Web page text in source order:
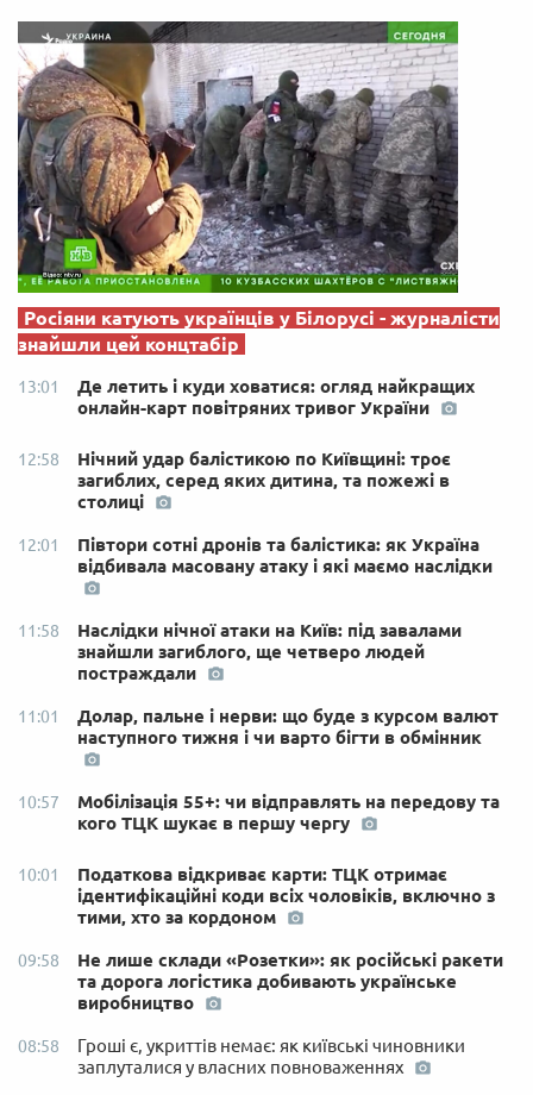
Росіяни катують українців у Білорусі - журналісти
знайшли цей концтабір
13:01
Де летить і куди ховатися: огляд найкращих
онлайн-карт повітряних тривог України
12:58
Нічний удар балістикою по Київщині: троє
загиблих, серед яких дитина, та пожежі в
столиці
12:01
Півтори сотні дронів та балістика: як Україна
відбивала масовану атаку і які маємо наслідки
11:58
Наслідки нічної атаки на Київ: під завалами
знайшли загиблого, ще четверо людей
постраждали
11:01
Долар, пальне і нерви: що буде з курсом валют
наступного тижня і чи варто бігти в обмінник
10:57
Мобілізація 55+: чи відправлять на передову та
кого ТЦК шукає в першу чергу
10:01
Податкова відкриває карти: ТЦК отримає
ідентифікаційні коди всіх чоловіків, включно з
тими, хто за кордоном
09:58
Не лише склади «Розетки»: як російські ракети
та дорога логістика добивають українське
виробництво
08:58
Гроші є, укриттів немає: як київські чиновники
заплуталися у власних повноваженнях